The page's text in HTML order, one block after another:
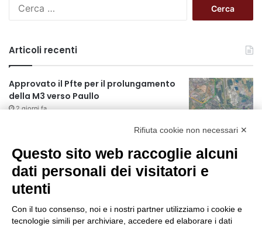
c
a
p
e
Articoli recenti
Approvato il Pfte per il prolungamento
della M3 verso Paullo
2 giorni fa
75 anni di INFN. La comunità, la storia, il
futuro della ricerca in fisica
fondamentale in Italia
2 giorni fa
Milano Aiuta Estate, 1600 prestazioni di
assistenza attivate
2 giorni fa
Rifiuta cookie non necessari ✕
Questo sito web raccoglie alcuni
dati personali dei visitatori e
utenti
Con il tuo consenso, noi e i nostri partner utilizziamo i cookie e
tecnologie simili per archiviare, accedere ed elaborare i dati